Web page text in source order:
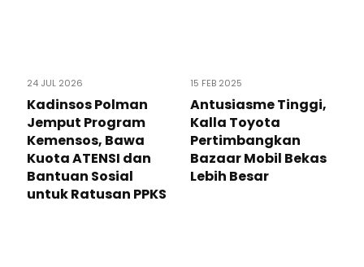
24 JUL 2026
Kadinsos Polman
Jemput Program
Kemensos, Bawa
Kuota ATENSI dan
Bantuan Sosial
untuk Ratusan PPKS
15 FEB 2025
Antusiasme Tinggi,
Kalla Toyota
Pertimbangkan
Bazaar Mobil Bekas
Lebih Besar